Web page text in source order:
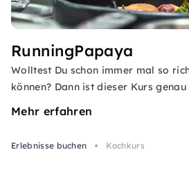
RunningPapaya
Wolltest Du schon immer mal so
können? Dann ist dieser Kurs
Mehr erfahren
Erlebnisse buchen Kochkurs